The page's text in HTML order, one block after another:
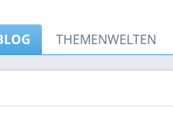
THEMENWELTEN